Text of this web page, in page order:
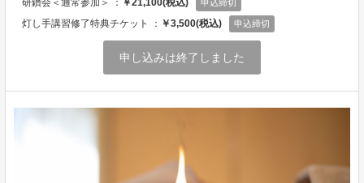
研鑽会＜通常参加＞ ： ￥21,100(税込) 申込締切
灯し手講習修了特典チケット ： ￥3,500(税込) 申込締切
申し込みは終了しました